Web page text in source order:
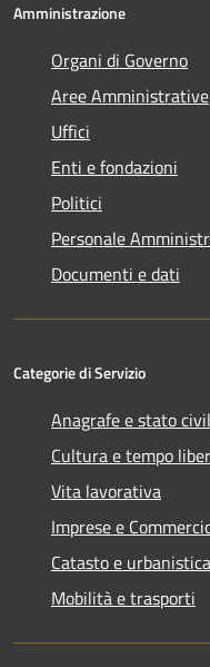
Amministrazione
Organi di Governo
Aree Amministrative
Uffici
Enti e fondazioni
Politici
Personale
Documenti e dati
Categorie di Servizio
Anagrafe e stato
Cultura e tempo
Vita lavorativa
Imprese e
Catasto e urbanistica
Mobilità e trasporti